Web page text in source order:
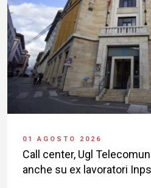
01 AGOSTO 2026
Call center, Ugl
anche su ex lavoratori